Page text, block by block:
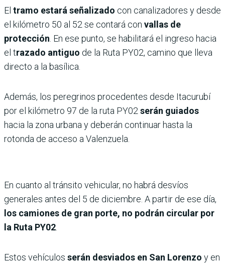
El tramo estará señalizado con canalizadores y desde
el kilómetro 50 al 52 se contará con vallas de
protección . En ese punto, se habilitará el ingreso hacia
el trazado antiguo de la Ruta PY02, camino que lleva
directo a la basílica.
Además, los peregrinos procedentes desde Itacurubí
por el kilómetro 97 de la ruta PY02 serán guiados
hacia la zona urbana y deberán continuar hasta la
rotonda de acceso a Valenzuela.
En cuanto al tránsito vehicular, no habrá desvíos
generales antes del 5 de diciembre. A partir de ese día,
los camiones de gran porte, no podrán circular por
la Ruta PY02
Estos vehículos serán desviados en San Lorenzo y en